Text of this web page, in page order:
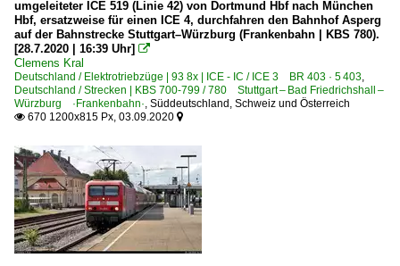
umgeleiteter ICE 519 (Linie 42) von Dortmund Hbf nach München
Hbf, ersatzweise für einen ICE 4, durchfahren den Bahnhof Asperg
auf der Bahnstrecke Stuttgart–Würzburg (Frankenbahn | KBS 780).
[28.7.2020 | 16:39 Uhr] 
Clemens Kral
Deutschland / Elektrotriebzüge | 93 8x | ICE - IC / ICE 3 BR 403 · 5 403
Deutschland / Strecken | KBS 700-799 / 780 Stuttgart – Bad Friedrichshall –
Würzburg ·Frankenbahn· Süddeutschland, Schweiz und Österreich
 670 1200x815 Px, 03.09.2020 